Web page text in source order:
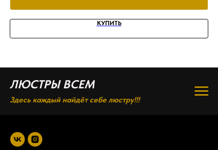
КУПИТЬ
ЛЮСТРЫ ВСЕМ
Здесь каждый найдёт себе люстру!!!